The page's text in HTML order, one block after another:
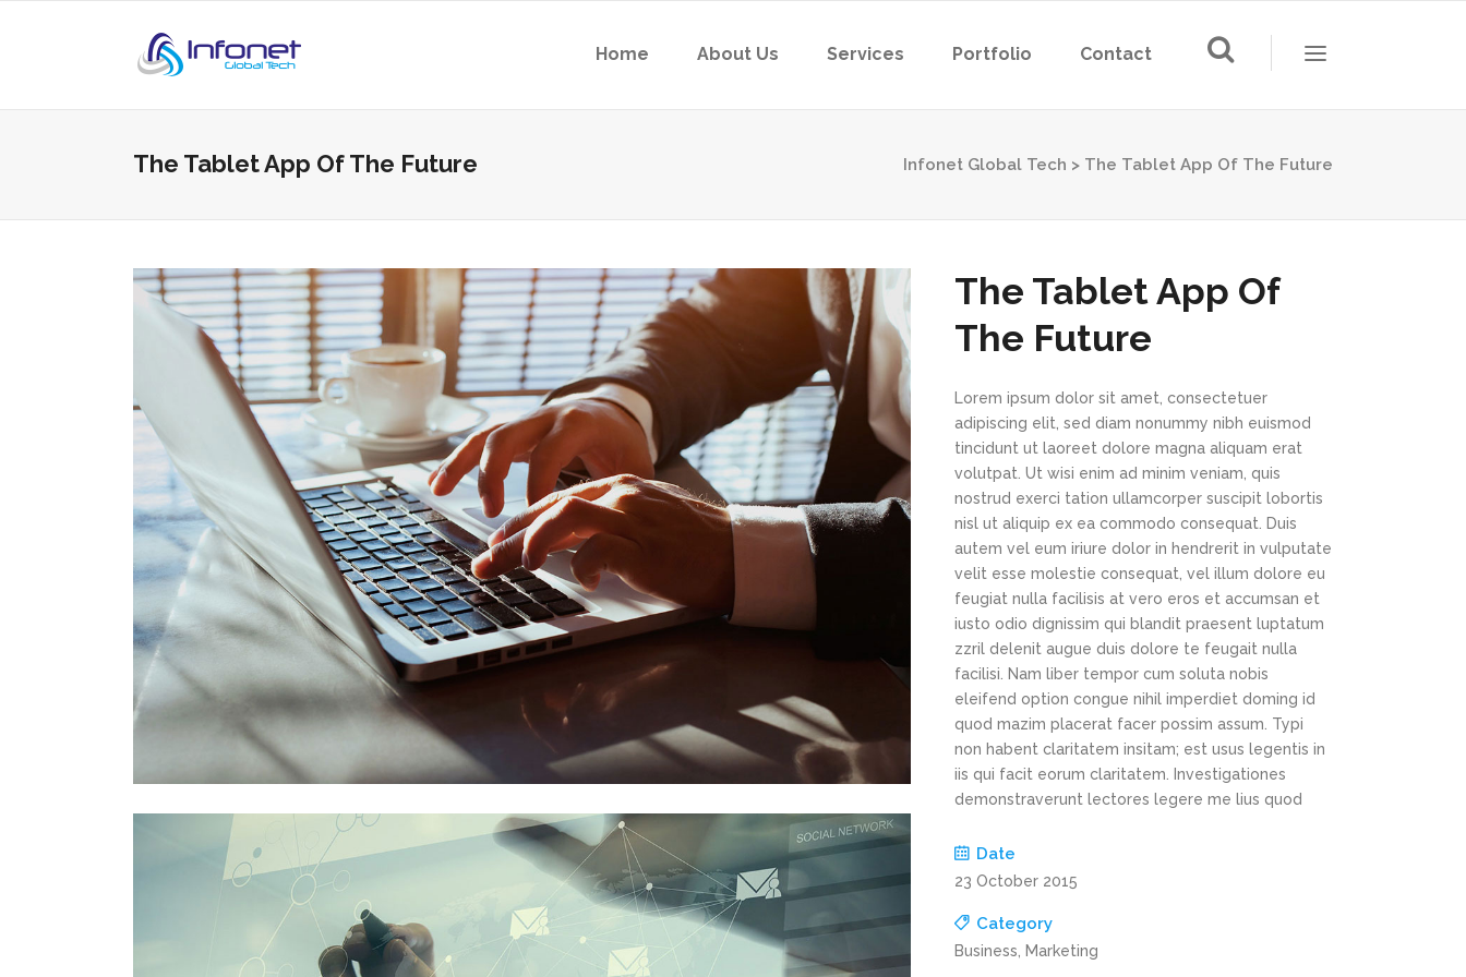
Home About Us Services Portfolio Contact
The Tablet App Of The Future Infonet Global Tech > The Tablet App Of The Future
The Tablet App Of
The Future
Lorem ipsum dolor sit amet, consectetuer
adipiscing elit, sed diam nonummy nibh euismod
tincidunt ut laoreet dolore magna aliquam erat
volutpat. Ut wisi enim ad minim veniam, quis
nostrud exerci tation ullamcorper suscipit lobortis
nisl ut aliquip ex ea commodo consequat. Duis
autem vel eum iriure dolor in hendrerit in vulputate
velit esse molestie consequat, vel illum dolore eu
feugiat nulla facilisis at vero eros et accumsan et
iusto odio dignissim qui blandit praesent luptatum
zzril delenit augue duis dolore te feugait nulla
facilisi. Nam liber tempor cum soluta nobis
eleifend option congue nihil imperdiet doming id
quod mazim placerat facer possim assum. Typi
non habent claritatem insitam; est usus legentis in
iis qui facit eorum claritatem. Investigationes
demonstraverunt lectores legere me lius quod
Date
23 October 2015
Category
Business, Marketing